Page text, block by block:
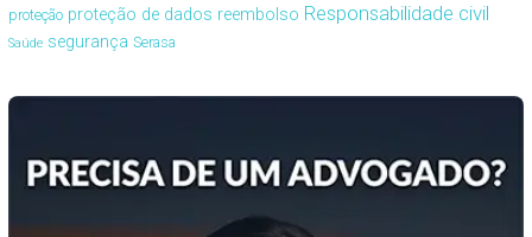
proteção proteção de dados reembolso Responsabilidade civil
Saúde segurança Serasa